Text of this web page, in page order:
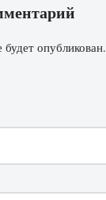
опубликован.